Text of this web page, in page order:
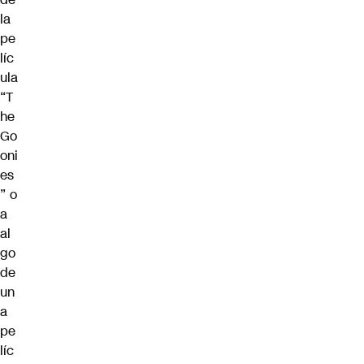
la
pe
líc
ula
“T
he
Go
oni
es
” o
a
al
go
de
un
a
pe
líc